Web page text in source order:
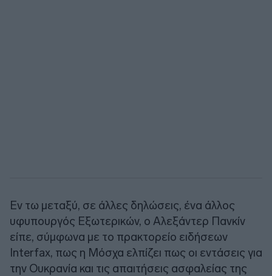
Εν τω μεταξύ, σε άλλες δηλώσεις, ένα άλλος
υφυπουργός Εξωτερικών, ο Αλεξάντερ Πανκίν
είπε, σύμφωνα με το πρακτορείο ειδήσεων
Interfax, πως η Μόσχα ελπίζει πως οι εντάσεις για
την Ουκρανία και τις απαιτήσεις ασφαλείας της